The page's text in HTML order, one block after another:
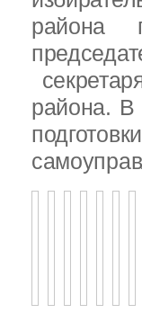
района.